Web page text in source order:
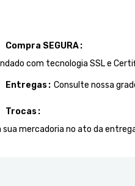
Compra SEGURA
com tecnologia SSL e
Entregas Consulte nossa
Trocas
sua mercadoria no ato da